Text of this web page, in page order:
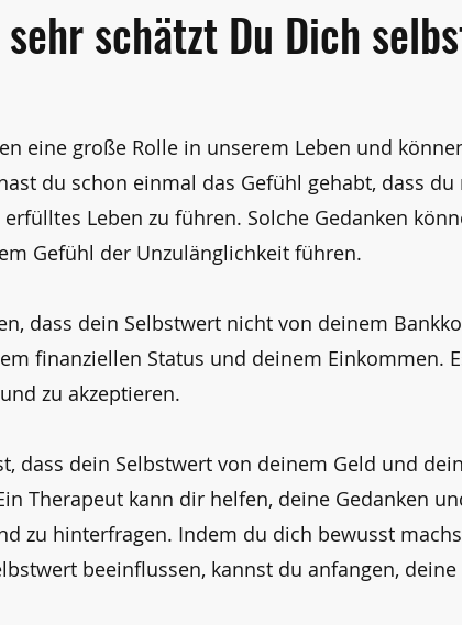
schätzt Du Dich
eine große Rolle in unserem Leben und
du schon einmal das Gefühl gehabt, dass
Leben zu führen. Solche Gedanken
Gefühl der Unzulänglichkeit führen.
dass dein Selbstwert nicht von deinem
finanziellen Status und deinem Einkommen.
zu akzeptieren.
dass dein Selbstwert von deinem Geld und
Therapeut kann dir helfen, deine Gedanken
zu hinterfragen. Indem du dich bewusst
beeinflussen, kannst du anfangen,